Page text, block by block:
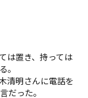
は置き、持っては
。
清明さんに電話を
だった。